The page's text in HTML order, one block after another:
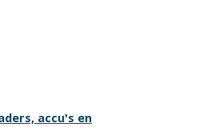
accu's en